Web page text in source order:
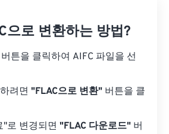
으로 변환하는 방법?
버튼을 클릭하여 AIFC 파일을 선
려면 "FLAC으로 변환" 버튼을 클
로 변경되면 "FLAC 다운로드" 버